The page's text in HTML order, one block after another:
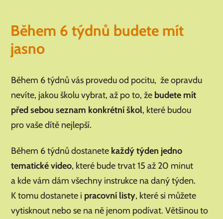
Během 6 týdnů budete mít
jasno
Během 6 týdnů vás provedu od pocitu, že opravdu
nevíte, jakou školu vybrat, až po to, že budete mít
před sebou seznam konkrétní škol, které budou
pro vaše dítě nejlepší.
Během 6 týdnů dostanete každý týden jedno
tematické video, které bude trvat 15 až 20 minut
a kde vám dám všechny instrukce na daný týden.
K tomu dostanete i pracovní listy, které si můžete
vytisknout nebo se na ně jenom podívat. Většinou to